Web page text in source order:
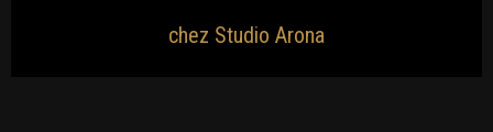
chez Studio Arona